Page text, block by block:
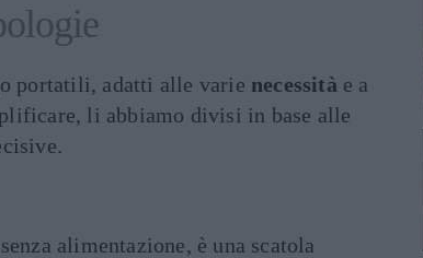
portatili, adatti alle varie necessità e a
li abbiamo divisi in base alle
alimentazione, è una scatola